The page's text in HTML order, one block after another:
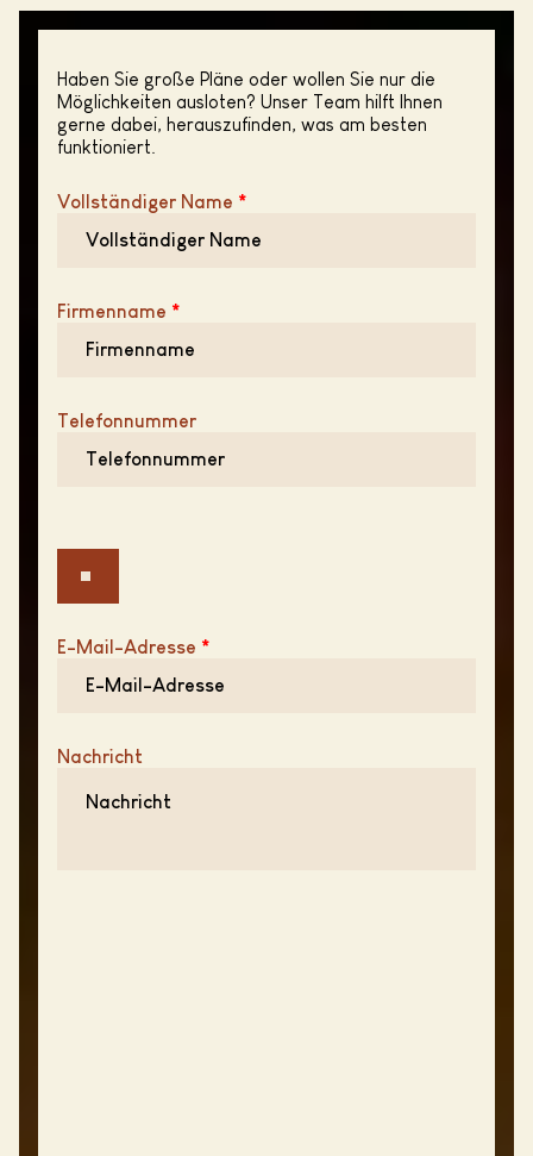
Haben Sie große Pläne oder wollen Sie nur die
Möglichkeiten ausloten? Unser Team hilft Ihnen
gerne dabei, herauszufinden, was am besten
funktioniert.
Vollständiger Name *
Firmenname *
Telefonnummer
E-Mail-Adresse *
Nachricht